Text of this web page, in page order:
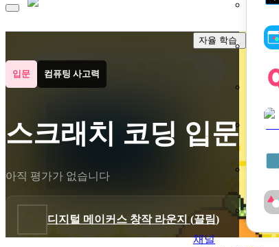
자율 학습
채널
입문 컴퓨팅 사고력
스크래치 코딩 입문
아직 평가가 없습니다
디지털 메이커스 창작 라운지 (끌림)